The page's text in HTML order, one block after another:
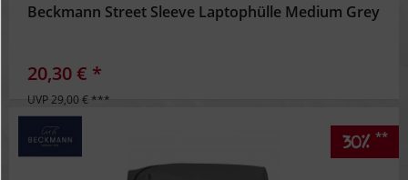
Beckmann Street Sleeve Laptophülle Medium Grey
20,30 € *
UVP 29,00 € ***
30% **